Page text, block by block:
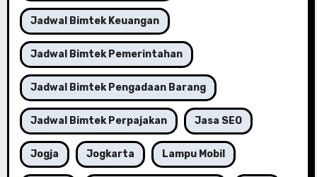
Jadwal Bimtek Keuangan
Jadwal Bimtek Pemerintahan
Jadwal Bimtek Pengadaan Barang
Jadwal Bimtek Perpajakan Jasa SEO
Jogja Jogkarta Lampu Mobil